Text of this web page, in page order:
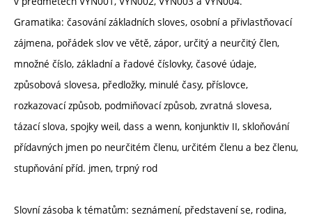
Gramatika: časování základních sloves, osobní a přivlastňovací
zájmena, pořádek slov ve větě, zápor, určitý a neurčitý člen,
množné číslo, základní a řadové číslovky, časové údaje,
způsobová slovesa, předložky, minulé časy, příslovce,
rozkazovací způsob, podmiňovací způsob, zvratná slovesa,
tázací slova, spojky weil, dass a wenn, konjunktiv II, skloňování
přídavných jmen po neurčitém členu, určitém členu a bez členu,
stupňování příd. jmen, trpný rod
Slovní zásoba k tématům: seznámení, představení se, rodina,